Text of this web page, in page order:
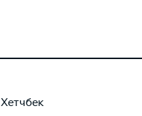
Хетчбек